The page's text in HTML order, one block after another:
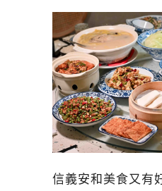
信義安和美食又有